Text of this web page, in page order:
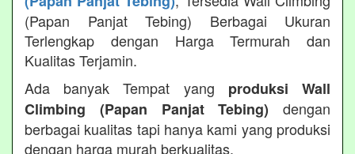
(Papan Panjat Tebing) Berbagai Ukuran
Terlengkap dengan Harga Termurah dan
Kualitas Terjamin.
Ada banyak Tempat yang produksi Wall
Climbing (Papan Panjat Tebing) dengan
berbagai kualitas tapi hanya kami yang produksi
dengan harga murah berkualitas.